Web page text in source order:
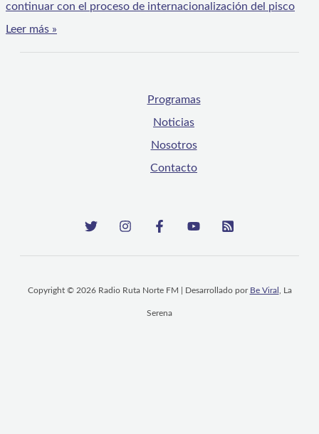
continuar con el proceso de internacionalización del pisco
Leer más »
Programas
Noticias
Nosotros
Contacto
Copyright © 2026 Radio Ruta Norte FM | Desarrollado por Be Viral , La
Serena